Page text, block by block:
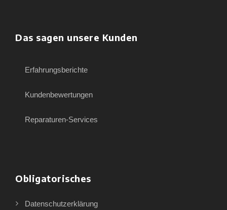
Das sagen unsere Kunden
Erfahrungsberichte
Kundenbewertungen
Reparaturen-Services
Obligatorisches
Datenschutzerklärung